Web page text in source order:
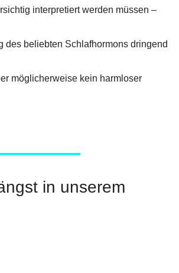
interpretiert werden müssen –
des beliebten Schlafhormons dringend
möglicherweise kein harmloser
in unserem